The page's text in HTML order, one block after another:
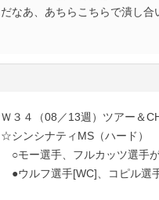
だなあ、あちらこちらで潰し合
Ｗ３４（08／13週）ツアー＆
☆シンシナティMS（ハード）
○モー選手、フルカッツ選手が
●ウルフ選手[WC]、コピル選